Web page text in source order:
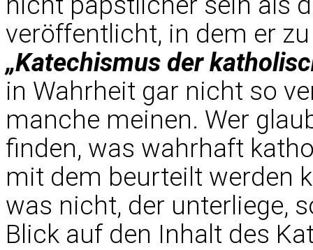
veröffentlicht, in dem er
„Katechismus der
in Wahrheit gar nicht so
manche meinen. Wer
finden, was wahrhaft
mit dem beurteilt werden
was nicht, der unterliege,
Blick auf den Inhalt des